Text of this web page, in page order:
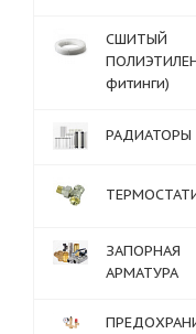
СШИТЫЙ
фитинги)
РАДИАТОРЫ
ЗАПОРНАЯ
АРМАТУРА